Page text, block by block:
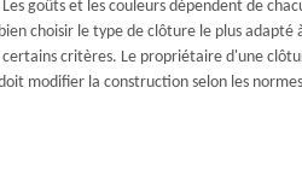
goûts et les couleurs dépendent de
choisir le type de clôture le plus adapté
critères. Le propriétaire d'une
modifier la construction selon les